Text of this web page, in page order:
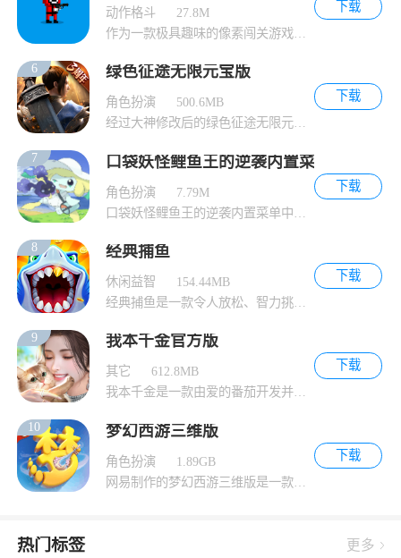
动作格斗
27.8M
下载
6 绿色征途无限元宝版
角色扮演
500.6MB
经过大神修改后的绿色征途无限元宝版为玩家提
下载
7 口袋妖怪鲤鱼王的逆袭内置菜单
角色扮演
7.79M
下载
8 经典捕鱼
休闲益智
154.44MB
下载
9 我本千金官方版
其它
612.8MB
我本千金是一款由爱的番茄开发并发行的女性向
下载
10 梦幻西游三维版
角色扮演
1.89GB
下载
热门标签 更多